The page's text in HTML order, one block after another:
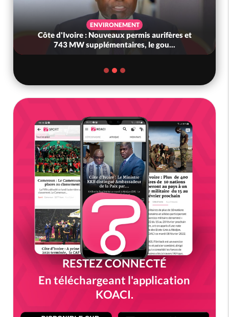
ENVIRONEMENT
Côte d'Ivoire : Nouveaux permis aurifères et
743 MW supplémentaires, le gou...
RESTEZ CONNECTÉ
En téléchargeant l'application
KOACI.